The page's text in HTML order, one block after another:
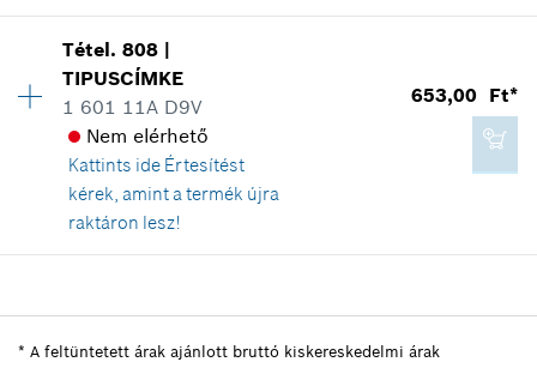
Kosárba teszem
2 275,00 Ft*
*A feltüntetett árak ajánlott bruttó
kiskereskedelmi árak
Kosárba teszem
Árcsoport :
Tartalék alkatrész információ
Hol kerül használatra
Az ábrán látható
kiskereskedelmi árak
Tétel.808 |
TIPUSCÍMKE
1 601 11A D9V
Nem elérhető
Kattints ide Értesítést
kérek, amint a termék újra
raktáron lesz!
653,00 Ft*
Tartalék alkatrész információ
* A feltüntetett árak ajánlott bruttó kiskereskedelmi árak